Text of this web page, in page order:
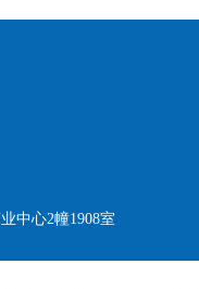
中心2幢1908室